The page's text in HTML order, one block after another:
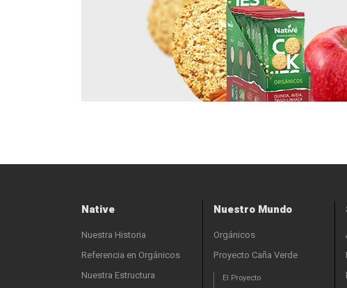
Native
Nuestra Historia
Referencia en Orgánicos
Nuestra Estructura
Nuestro Mundo
Orgánicos
Proyecto Caña Verde
El Proyecto